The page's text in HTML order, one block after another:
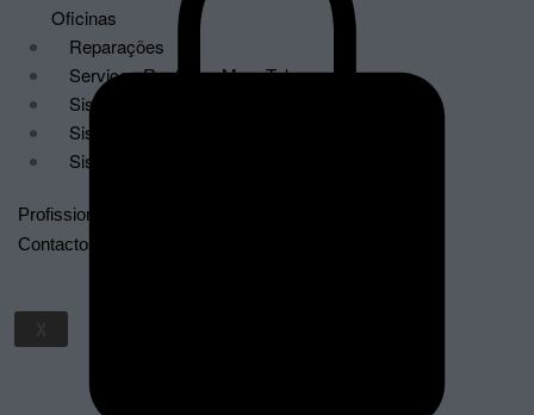
Oficinas
Reparações
Serviços Renting – MegaTek
Sistemas de Faturação Certificados
Sistemas de Videovigilância
Sistemas POS
Profissionais
Contactos